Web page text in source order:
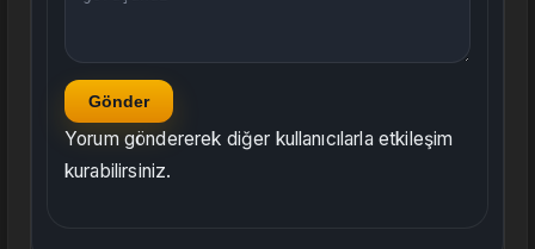
Gönder
Yorum göndererek diğer kullanıcılarla etkileşim
kurabilirsiniz.